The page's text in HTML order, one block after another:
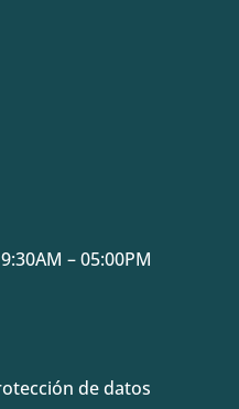
– 05:00PM
de datos